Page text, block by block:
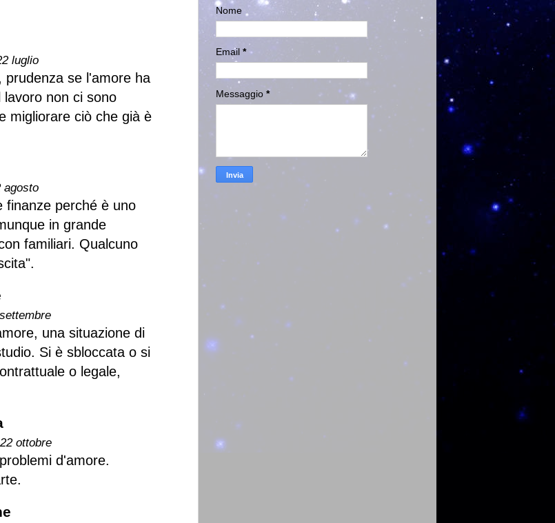
luglio
prudenza se l'amore ha
non ci sono
migliorare ciò che già è
agosto
finanze perché è uno
in grande
familiari. Qualcuno
una situazione di
Si è sbloccata o si
o legale,
ottobre
d'amore.
Nome
Email *
Messaggio *